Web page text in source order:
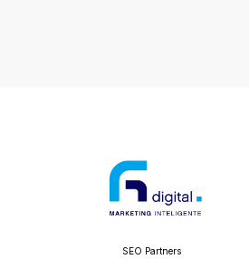
SEO Partners